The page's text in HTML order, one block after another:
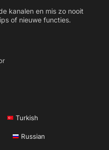
kanalen en mis zo nooit
of nieuwe functies.
Turkish
Russian